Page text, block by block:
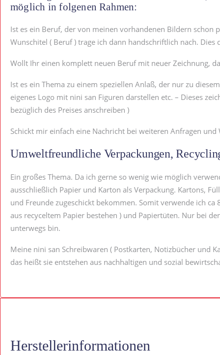
möglich in folgenen Rahmen:
Ist es ein Beruf, der von meinen vorhandenen Bildern schon
Wunschitel ( Beruf ) trage ich dann handschriftlich nach.
Wollt Ihr einen komplett neuen Beruf mit neuer Zeichnung,
Ist es ein Thema zu einem speziellen Anlaß, der nur zu
eigenes Logo mit nini san Figuren darstellen etc. – Dieses
bezüglich des Preises anschreiben )
Schickt mir einfach eine Nachricht bei weiteren Anfragen und
Umweltfreundliche Verpackungen,
Ein großes Thema. Da ich gerne so wenig wie möglich
ausschließlich Papier und Karton als Verpackung. Kartons,
und Freunde zugeschickt bekommen. Somit verwende ich
aus recyceltem Papier bestehen ) und Papiertüten. Nur bei
unterwegs bin.
Meine nini san Schreibwaren ( Postkarten, Notizbücher und
das heißt sie entstehen aus nachhaltigen und sozial
Herstellerinformationen